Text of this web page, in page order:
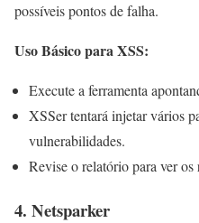
possíveis pontos de falha.
Uso Básico para XSS:
Execute a ferramenta
XSSer tentará injetar vários
vulnerabilidades.
Revise o relatório para ver os
4. Netsparker